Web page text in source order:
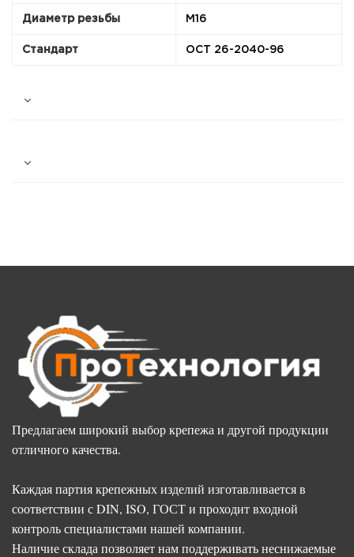
Диаметр резьбы М16
Стандарт ОСТ 26-2040-96
Предлагаем широкий выбор крепежа и другой продукции
отличного качества.
Каждая партия крепежных изделий изготавливается в
соответствии с DIN, ISO, ГОСТ и проходит входной
контроль специалистами нашей компании.
Наличие склада позволяет нам поддерживать неснижаемые